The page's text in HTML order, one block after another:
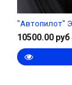
"Автопилот"
10500.00 руб